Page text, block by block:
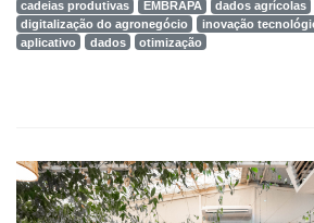
cadeias produtivas
EMBRAPA
dados agrícolas
digitalização do agronegócio
inovação
aplicativo
dados otimização